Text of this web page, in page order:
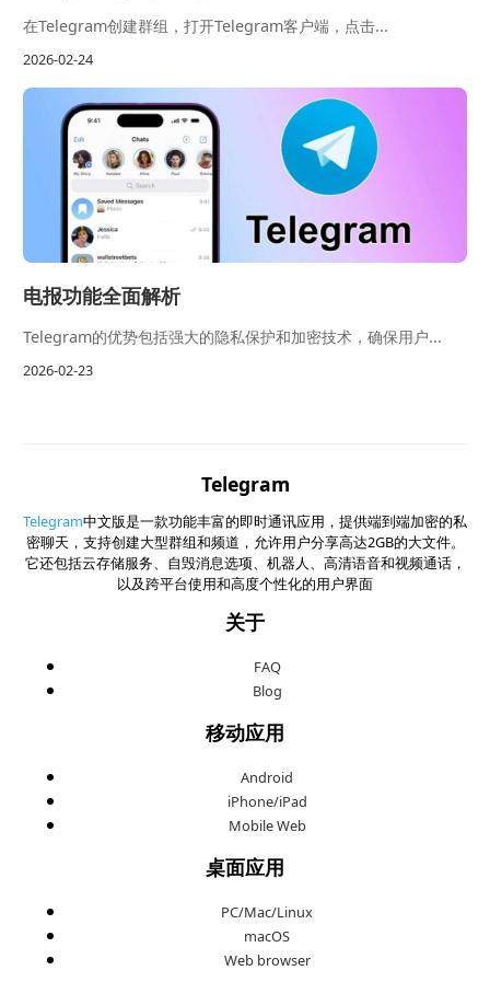
在Telegram创建群组，打开Telegram客户端，点击...
2026-02-24
电报功能全面解析
Telegram的优势包括强大的隐私保护和加密技术，确保用户...
2026-02-23
Telegram
Telegram中文版是一款功能丰富的即时通讯应用，提供端到端加密的私
密聊天，支持创建大型群组和频道，允许用户分享高达2GB的大文件。
它还包括云存储服务、自毁消息选项、机器人、高清语音和视频通话，
以及跨平台使用和高度个性化的用户界面
关于
FAQ
Blog
移动应用
Android
iPhone/iPad
Mobile Web
桌面应用
PC/Mac/Linux
macOS
Web browser